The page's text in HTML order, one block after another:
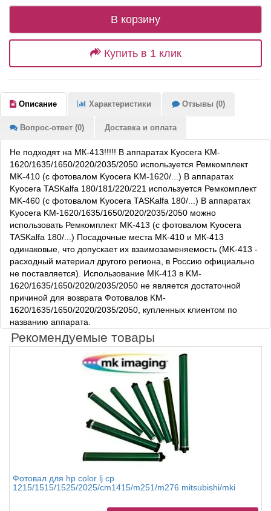
В корзину
Купить в 1 клик
Описание Характеристики Отзывы (0)
Вопрос-ответ (0) Доставка и оплата
Не подходят на МК-413!!!!! В аппаратах Kyocera KM-
1620/1635/1650/2020/2035/2050 используется Ремкомплект
MK-410 (с фотовалом Kyocera KM-1620/...) В аппаратах
Kyocera TASKalfa 180/181/220/221 используется Ремкомплект
MK-460 (с фотовалом Kyocera TASKalfa 180/...) В аппаратах
Kyocera KM-1620/1635/1650/2020/2035/2050 можно
использовать Ремкомплект MK-413 (с фотовалом Kyocera
TASKalfa 180/...) Посадочные места МК-410 и МК-413
одинаковые, что допускает их взаимозаменяемость (MK-413 -
расходный материал другого региона, в Россию официально
не поставляется). Использование МК-413 в KM-
1620/1635/1650/2020/2035/2050 не является достаточной
причиной для возврата Фотовалов KM-
1620/1635/1650/2020/2035/2050, купленных клиентом по
названию аппарата.
Рекомендуемые товары
Фотовал для hp color lj cp
1215/1515/1525/2025/cm1415/m251/m276 mitsubishi/mki